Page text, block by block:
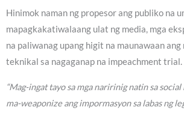
Hinimok naman ng propesor ang publiko na
mapagkakatiwalaang ulat ng media, mga
na paliwanag upang higit na maunawaan ang
teknikal sa nagaganap na impeachment trial.
“Mag-ingat tayo sa mga naririnig natin sa
ma-weaponize ang impormasyon sa labas ng